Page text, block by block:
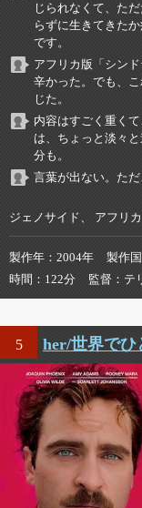
じられなくて、た
らずに生きてきた
です。
アフリカ版「シン
辛かった。でも、
じた。
内容はすごく重く
は、ちょっと淡々
分も。
言葉が出ない。ただ
ジェノサイド、 アフリ
製作年 2004年 製作国
時間
122分 監督 テ
5 her/世界でひ